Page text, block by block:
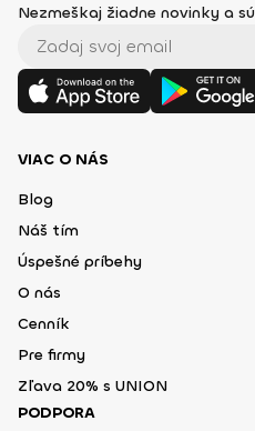
Nezmeškaj žiadne novinky a
VIAC O NÁS
Blog
Náš tím
Úspešné príbehy
O nás
Cenník
Pre firmy
Zľava 20% s UNION
PODPORA